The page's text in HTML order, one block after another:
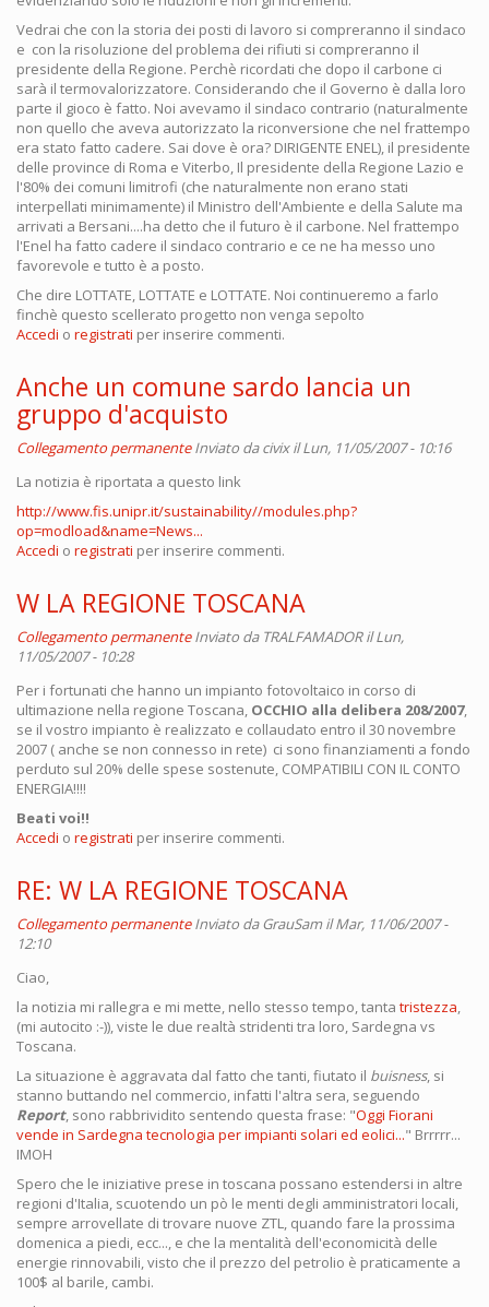
Vedrai che con la storia dei posti di lavoro si compreranno il sindaco
e con la risoluzione del problema dei rifiuti si compreranno il
presidente della Regione. Perchè ricordati che dopo il carbone ci
sarà il termovalorizzatore. Considerando che il Governo è dalla loro
parte il gioco è fatto. Noi avevamo il sindaco contrario (naturalmente
non quello che aveva autorizzato la riconversione che nel frattempo
era stato fatto cadere. Sai dove è ora? DIRIGENTE ENEL), il presidente
delle province di Roma e Viterbo, Il presidente della Regione Lazio e
l'80% dei comuni limitrofi (che naturalmente non erano stati
interpellati minimamente) il Ministro dell'Ambiente e della Salute ma
arrivati a Bersani....ha detto che il futuro è il carbone. Nel frattempo
l'Enel ha fatto cadere il sindaco contrario e ce ne ha messo uno
favorevole e tutto è a posto.
Che dire LOTTATE, LOTTATE e LOTTATE. Noi continueremo a farlo
finchè questo scellerato progetto non venga sepolto
Accedi o registrati per inserire commenti.
Anche un comune sardo lancia un
gruppo d'acquisto
Collegamento permanente Inviato dacivixil Lun, 11/05/2007 - 10:16
La notizia è riportata a questo link
http://www.fis.unipr.it/sustainability//modules.php?
op=modload&name=News...
Accedi o registrati per inserire commenti.
W LA REGIONE TOSCANA
Collegamento permanente Inviato da TRALFAMADORil Lun,
11/05/2007 - 10:28
Per i fortunati che hanno un impianto fotovoltaico in corso di
ultimazione nella regione Toscana, OCCHIO alla delibera 208/2007,
se il vostro impianto è realizzato e collaudato entro il 30 novembre
2007 ( anche se non connesso in rete) ci sono finanziamenti a fondo
perduto sul 20% delle spese sostenute, COMPATIBILI CON IL CONTO
ENERGIA!!!!
Beati voi!!
Accedi o registrati per inserire commenti.
RE: W LA REGIONE TOSCANA
Collegamento permanente Inviato daGrauSamil Mar, 11/06/2007 -
12:10
Ciao,
la notizia mi rallegra e mi mette, nello stesso tempo, tanta tristezza
(mi autocito :-)), viste le due realtà stridenti tra loro, Sardegna vs
Toscana.
La situazione è aggravata dal fatto che tanti, fiutato il buisness, si
stanno buttando nel commercio, infatti l'altra sera, seguendo
Report, sono rabbrividito sentendo questa frase: "Oggi Fiorani
vende in Sardegna tecnologia per impianti solari ed eolici..." Brrrrr...
IMOH
Spero che le iniziative prese in toscana possano estendersi in altre
regioni d'Italia, scuotendo un pò le menti degli amministratori locali,
sempre arrovellate di trovare nuove ZTL, quando fare la prossima
domenica a piedi, ecc..., e che la mentalità dell'economicità delle
energie rinnovabili, visto che il prezzo del petrolio è praticamente a
100$ al barile, cambi.